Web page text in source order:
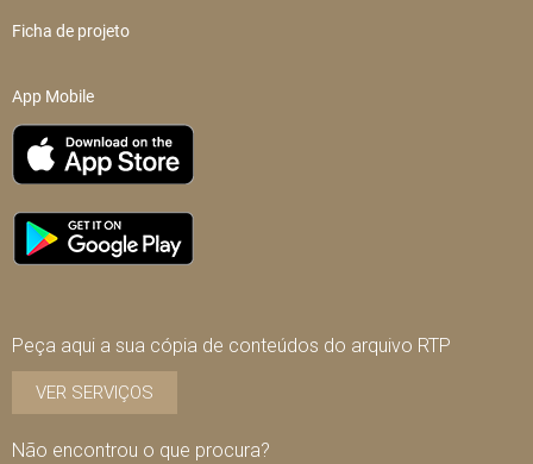
Ficha de projeto
App Mobile
Peça aqui a sua cópia de conteúdos do arquivo RTP
VER SERVIÇOS
Não encontrou o que procura?